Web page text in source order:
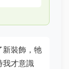
新裝飾，牠
我才意識